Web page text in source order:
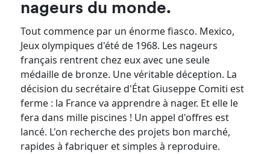
nageurs du monde.
Tout commence par un énorme fiasco. Mexico,
Jeux olympiques d'été de 1968. Les nageurs
français rentrent chez eux avec une seule
médaille de bronze. Une véritable déception. La
décision du secrétaire d'État Giuseppe Comiti est
ferme : la France va apprendre à nager. Et elle le
fera dans mille piscines ! Un appel d'offres est
lancé. L'on recherche des projets bon marché,
rapides à fabriquer et simples à reproduire.